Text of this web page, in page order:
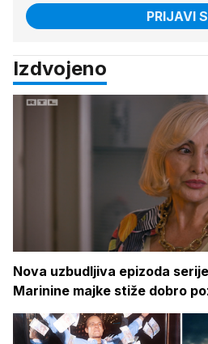
PRIJAVI
Izdvojeno
Nova uzbudljiva epizoda
Marinine majke stiže dobro